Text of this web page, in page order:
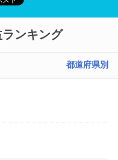
ンキング
都道府県別